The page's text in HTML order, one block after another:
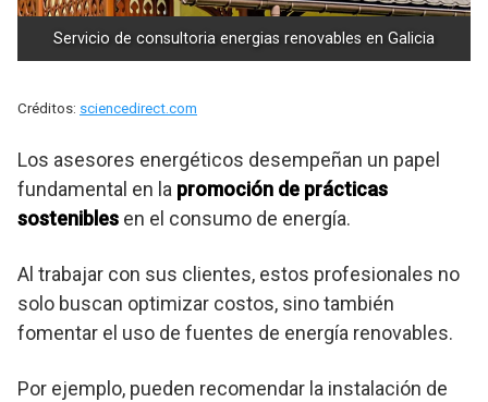
Servicio de consultoria energias renovables en Galicia
Créditos: sciencedirect.com
Los asesores energéticos desempeñan un papel
fundamental en la promoción de prácticas
sostenibles en el consumo de energía.
Al trabajar con sus clientes, estos profesionales no
solo buscan optimizar costos, sino también
fomentar el uso de fuentes de energía renovables.
Por ejemplo, pueden recomendar la instalación de